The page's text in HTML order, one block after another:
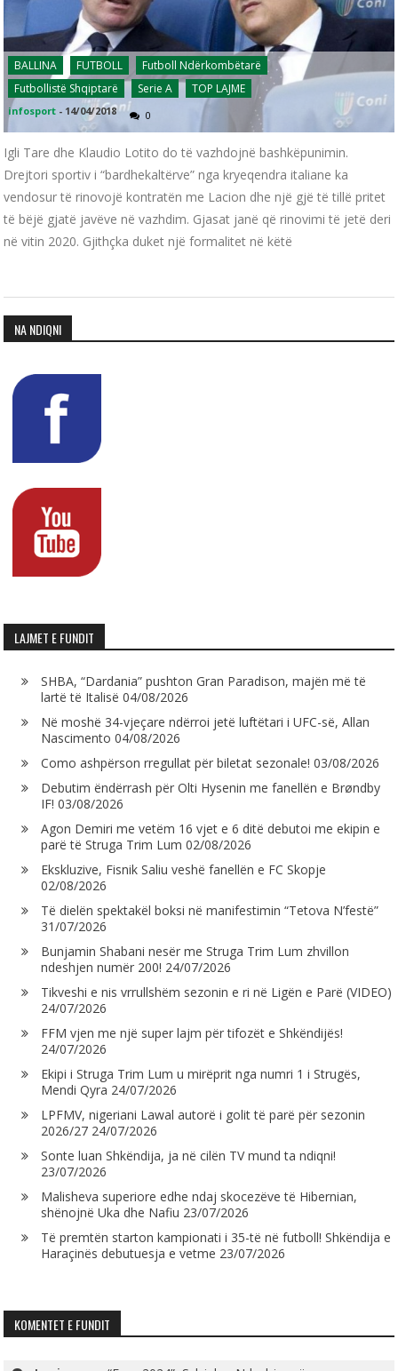
BALLINA FUTBOLL
Futboll Ndërkombëtarë
Futbollistë Shqiptarë
Serie A TOP LAJME
infosport - 14/04/2018 0
Igli Tare dhe Klaudio Lotito do të vazhdojnë bashkëpunimin.
Drejtori sportiv i “bardhekaltërve” nga kryeqendra italiane ka
vendosur të rinovojë kontratën me Lacion dhe një gjë të tillë pritet
të bëjë gjatë javëve në vazhdim. Gjasat janë që rinovimi të jetë deri
në vitin 2020. Gjithçka duket një formalitet në këtë
NA NDIQNI
LAJMET E FUNDIT
SHBA, “Dardania” pushton Gran Paradison, majën më të
lartë të Italisë 04/08/2026
Në moshë 34-vjeçare ndërroi jetë luftëtari i UFC-së, Allan
Nascimento 04/08/2026
Como ashpërson rregullat për biletat sezonale! 03/08/2026
Debutim ëndërrash për Olti Hysenin me fanellën e Brøndby
IF! 03/08/2026
Agon Demiri me vetëm 16 vjet e 6 ditë debutoi me ekipin e
parë të Struga Trim Lum 02/08/2026
Ekskluzive, Fisnik Saliu veshë fanellën e FC Skopje
02/08/2026
Të dielën spektakël boksi në manifestimin “Tetova N’festë”
31/07/2026
Bunjamin Shabani nesër me Struga Trim Lum zhvillon
ndeshjen numër 200! 24/07/2026
Tikveshi e nis vrrullshëm sezonin e ri në Ligën e Parë (VIDEO)
24/07/2026
FFM vjen me një super lajm për tifozët e Shkëndijës!
24/07/2026
Ekipi i Struga Trim Lum u mirëprit nga numri 1 i Strugës,
Mendi Qyra 24/07/2026
LPFMV, nigeriani Lawal autorë i golit të parë për sezonin
2026/27 24/07/2026
Sonte luan Shkëndija, ja në cilën TV mund ta ndiqni!
23/07/2026
Malisheva superiore edhe ndaj skocezëve të Hibernian,
shënojnë Uka dhe Nafiu 23/07/2026
Të premtën starton kampionati i 35-të në futboll! Shkëndija e
Haraçinës debutuesja e vetme 23/07/2026
KOMENTET E FUNDIT